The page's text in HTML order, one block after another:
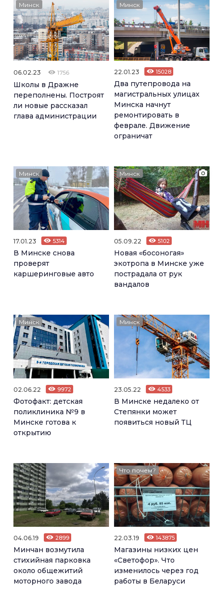
Минск
06.02.23 1756
Школы в Дражне
переполнены. Построят
ли новые рассказал
глава администрации
Минск
22.01.23 15028
Два путепровода на
магистральных улицах
Минска начнут
ремонтировать в
феврале. Движение
ограничат
Минск
17.01.23 5314
В Минске снова
проверят
каршеринговые авто
Минск
05.09.22 5102
Новая «босоногая»
экотропа в Минске уже
пострадала от рук
вандалов
Минск
02.06.22 9972
Фотофакт: детская
поликлиника №9 в
Минске готова к
открытию
Минск
23.05.22 4533
В Минске недалеко от
Степянки может
появиться новый ТЦ
04.06.19 2899
Минчан возмутила
стихийная парковка
около общежитий
моторного завода
Что почем?
22.03.19 143875
Магазины низких цен
«Светофор». Что
изменилось через год
работы в Беларуси